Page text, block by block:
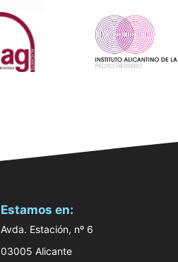
Estamos en:
Avda. Estación, nº 6
03005 Alicante